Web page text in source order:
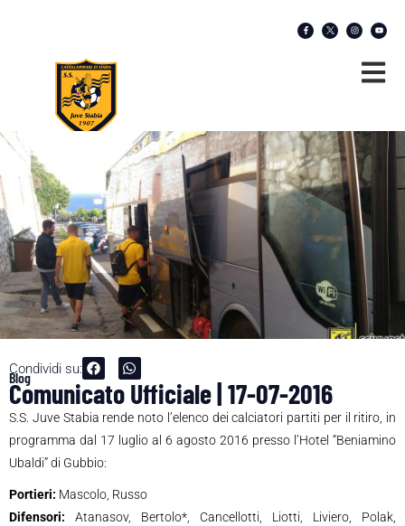
Condividi su:
Blog
Comunicato Ufficiale | 17-07-2016
S.S. Juve Stabia rende noto l’elenco dei calciatori partiti per il ritiro, in
programma dal 17 luglio al 6 agosto 2016 presso l’Hotel “Beniamino
Ubaldi” di Gubbio:
Portieri: Mascolo, Russo
Difensori: Atanasov, Bertolo*, Cancellotti, Liotti, Liviero, Polak,